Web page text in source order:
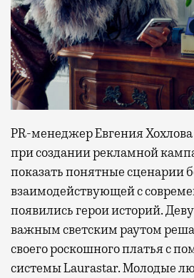
PR-менеджер Евгения Хохлова
при создании рекламной
показать понятные сценарии
взаимодействующей с
появились герои историй.
важным светским раутом
своего роскошного платья с
системы Laurastar. Молодые